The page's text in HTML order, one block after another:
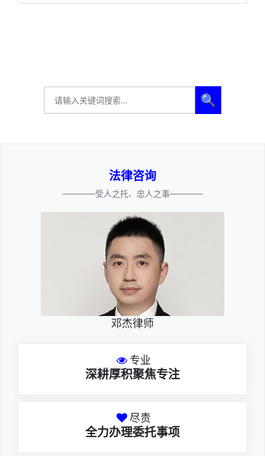
🔍
法律咨询
————受人之托、忠人之事————
邓杰律师
专业
深耕厚积聚焦专注
尽责
全力办理委托事项